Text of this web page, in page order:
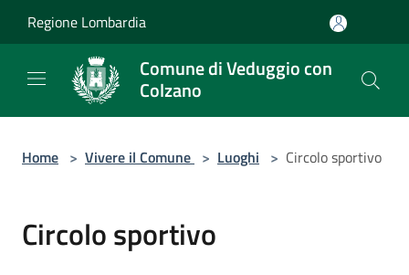
Regione Lombardia
Comune di Veduggio con
Colzano
Home > Vivere il Comune > Luoghi > Circolo sportivo
Circolo sportivo